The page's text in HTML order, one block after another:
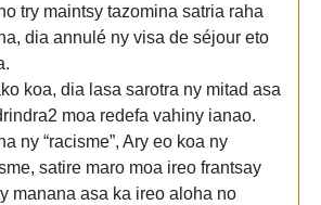
try maintsy tazomina satria raha
dia annulé ny visa de séjour eto
koa, dia lasa sarotra ny mitad asa
moa redefa vahiny ianao.
ny “racisme”, Ary eo koa ny
satire maro moa ireo frantsay
manana asa ka ireo aloha no